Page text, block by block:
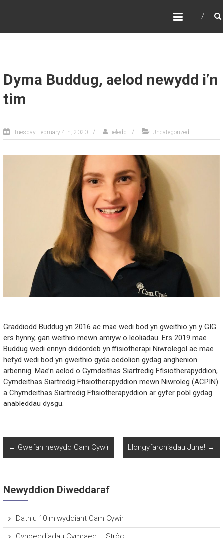
Dyma Buddug, aelod newydd i’n
tim
Tuesday February 4th, 2020 heledd Uncategorized
Graddiodd Buddug yn 2016 ac mae wedi bod yn gweithio yn y GIG
ers hynny, gan weithio mewn amryw o leoliadau. Ers 2019 mae
Buddug wedi ennyn diddordeb yn ffisiotherapi Niwrolegol ac mae
hefyd wedi bod yn gweithio gyda oedolion gydag anghenion
arbennig. Mae’n aelod o Gymdeithas Siartredig Ffisiotherapyddion,
Cymdeithas Siartredig Ffisiotherapyddion mewn Niwroleg (ACPIN)
a Chymdeithas Siartredig Ffisiotherapyddion ar gyfer pobl gydag
anableddau dysgu.
← Gwefan newydd Cam Cywir Llongyfarchiadau June! →
Newyddion Diweddaraf
Dathlu 10 mlwyddiant Cam Cywir
Cyhoeddiadau Cymraeg – Strôc